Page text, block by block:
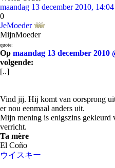
maandag 13 december 2010,
0
JeMoeder
MijnMoeder
quote:
Op maandag 13 december 2010
volgende:
[..]
Vind jij. Hij komt van oorsprong
er nou eenmaal anders uit.
Mijn mening is enigszins gekleurd
verricht.
Ta mère
El Coño
ウイスキー